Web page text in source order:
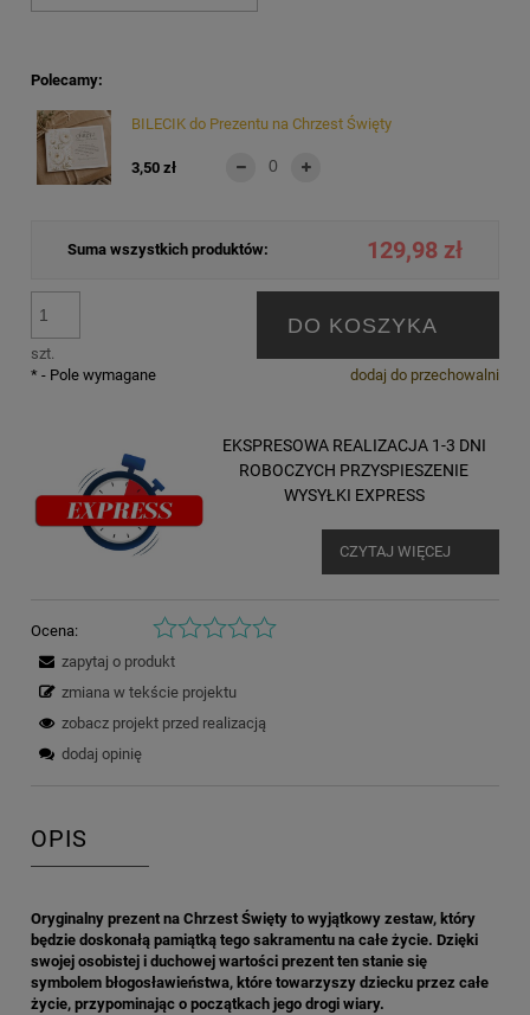
Polecamy:
BILECIK do Prezentu na Chrzest Święty
3,50 zł
Suma wszystkich produktów: 129,98 zł
szt.
DO KOSZYKA
dodaj do przechowalni
* - Pole wymagane
EKSPRESOWA REALIZACJA 1-3 DNI
ROBOCZYCH PRZYSPIESZENIE
WYSYŁKI EXPRESS
CZYTAJ WIĘCEJ
Ocena:
zapytaj o produkt
zmiana w tekście projektu
zobacz projekt przed realizacją
dodaj opinię
OPIS
Oryginalny prezent na Chrzest Święty to wyjątkowy zestaw, który
będzie doskonałą pamiątką tego sakramentu na całe życie. Dzięki
swojej osobistej i duchowej wartości prezent ten stanie się
symbolem błogosławieństwa, które towarzyszy dziecku przez całe
życie, przypominając o początkach jego drogi wiary.